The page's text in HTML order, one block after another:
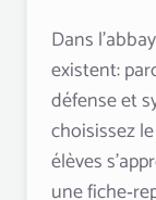
Dans
existent:
défense et
choisissez
élèves
une